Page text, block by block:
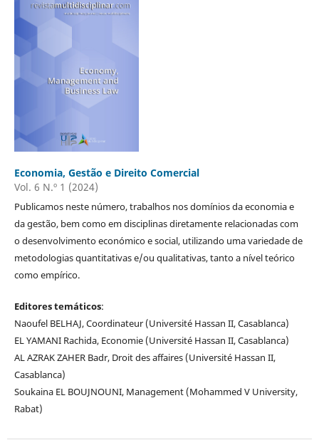
Economia, Gestão e Direito Comercial
Vol. 6 N.º 1 (2024)
Publicamos neste número, trabalhos nos domínios da economia e
da gestão, bem como em disciplinas diretamente relacionadas com
o desenvolvimento económico e social, utilizando uma variedade de
metodologias quantitativas e/ou qualitativas, tanto a nível teórico
como empírico.
Editores temáticos:
Naoufel BELHAJ, Coordinateur (Université Hassan II, Casablanca)
EL YAMANI Rachida, Economie (Université Hassan II, Casablanca)
AL AZRAK ZAHER Badr, Droit des affaires (Université Hassan II,
Casablanca)
Soukaina EL BOUJNOUNI, Management (Mohammed V University,
Rabat)